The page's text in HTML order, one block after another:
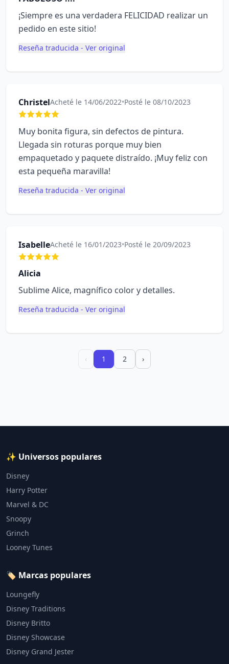
¡Siempre es una verdadera FELICIDAD realizar un
pedido en este sitio!
Reseña traducida - Ver original
ChristelAcheté le 14/06/2022•Posté le 08/10/2023
Muy bonita figura, sin defectos de pintura.
Llegada sin roturas porque muy bien
empaquetado y paquete distraído. ¡Muy feliz con
esta pequeña maravilla!
Reseña traducida - Ver original
IsabelleAcheté le 16/01/2023•Posté le 20/09/2023
Alicia
Sublime Alice, magnífico color y detalles.
Reseña traducida - Ver original
‹ 1 2 ›
✨ Universos populares
Disney
Harry Potter
Marvel & DC
Snoopy
Grinch
Looney Tunes
🏷️ Marcas populares
Loungefly
Disney Traditions
Disney Britto
Disney Showcase
Disney Grand Jester